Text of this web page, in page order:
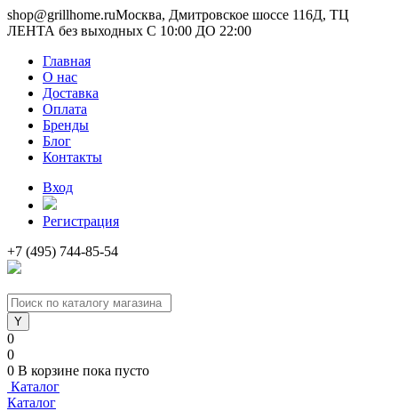
shop@grillhome.ruМосква, Дмитровское шоссе 116Д, ТЦ
ЛЕНТА без выходных С 10:00 ДО 22:00
Главная
О нас
Доставка
Оплата
Бренды
Блог
Контакты
Вход
Регистрация
+7 (495) 744-85-54
0
0
0 В корзине пока пусто
Каталог
Каталог